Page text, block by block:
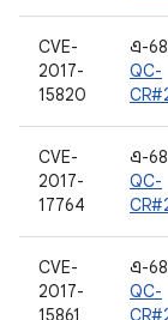
CVE-
2017-
15820
এ-
QC-
CVE-
2017-
17764
এ-
QC-
CVE-
2017-
15861
এ-
QC-